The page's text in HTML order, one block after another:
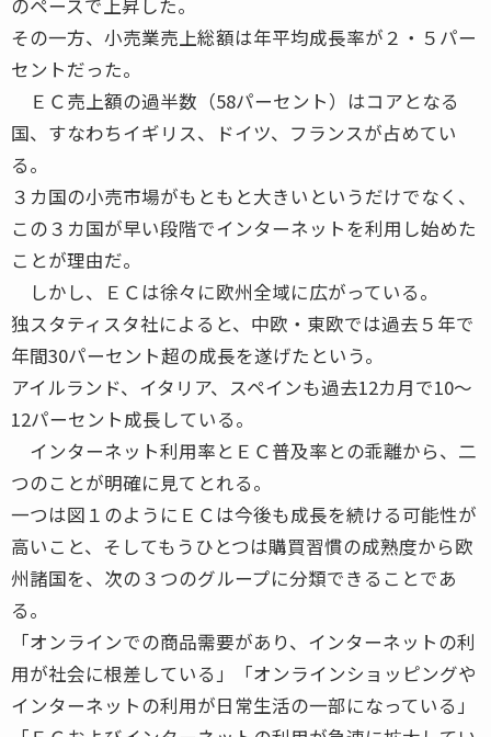
その一方、小売業売上総額は年平均成長率が２・５パー
セントだった。
ＥＣ売上額の過半数（58パーセント）はコアとなる
国、すなわちイギリス、ドイツ、フランスが占めてい
る。
３カ国の小売市場がもともと大きいというだけでなく、
この３カ国が早い段階でインターネットを利用し始めた
ことが理由だ。
しかし、ＥＣは徐々に欧州全域に広がっている。
独スタティスタ社によると、中欧・東欧では過去５年で
年間30パーセント超の成長を遂げたという。
アイルランド、イタリア、スペインも過去12カ月で10～
12パーセント成長している。
インターネット利用率とＥＣ普及率との乖離から、二
つのことが明確に見てとれる。
一つは図１のようにＥＣは今後も成長を続ける可能性が
高いこと、そしてもうひとつは購買習慣の成熟度から欧
州諸国を、次の３つのグループに分類できることであ
る。
「オンラインでの商品需要があり、インターネットの利
用が社会に根差している」「オンラインショッピングや
インターネットの利用が日常生活の一部になっている」